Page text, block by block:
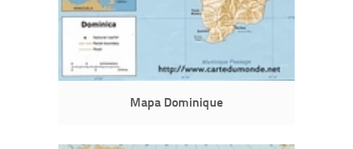
Mapa Dominique